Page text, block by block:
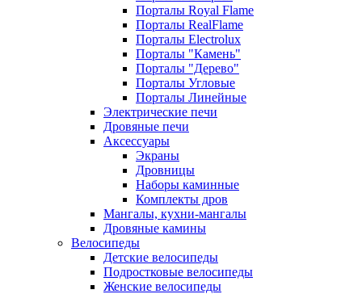
Порталы Royal Flame
Порталы RealFlame
Порталы Electrolux
Порталы "Камень"
Порталы "Дерево"
Порталы Угловые
Порталы Линейные
Электрические печи
Дровяные печи
Аксессуары
Экраны
Дровницы
Наборы каминные
Комплекты дров
Мангалы, кухни-мангалы
Дровяные камины
Велосипеды
Детские велосипеды
Подростковые велосипеды
Женские велосипеды